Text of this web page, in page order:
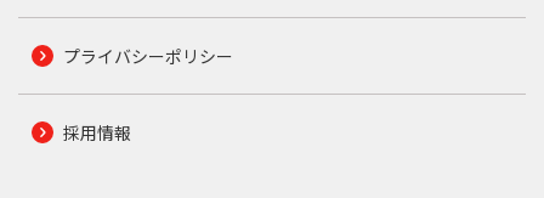
プライバシーポリシー
採用情報